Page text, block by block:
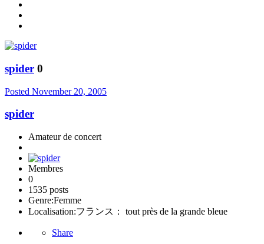
spider 0
Posted November 20, 2005
spider
Amateur de concert
Membres
0
1535 posts
Genre:Femme
Localisation:フランス： tout près de la grande bleue
Share